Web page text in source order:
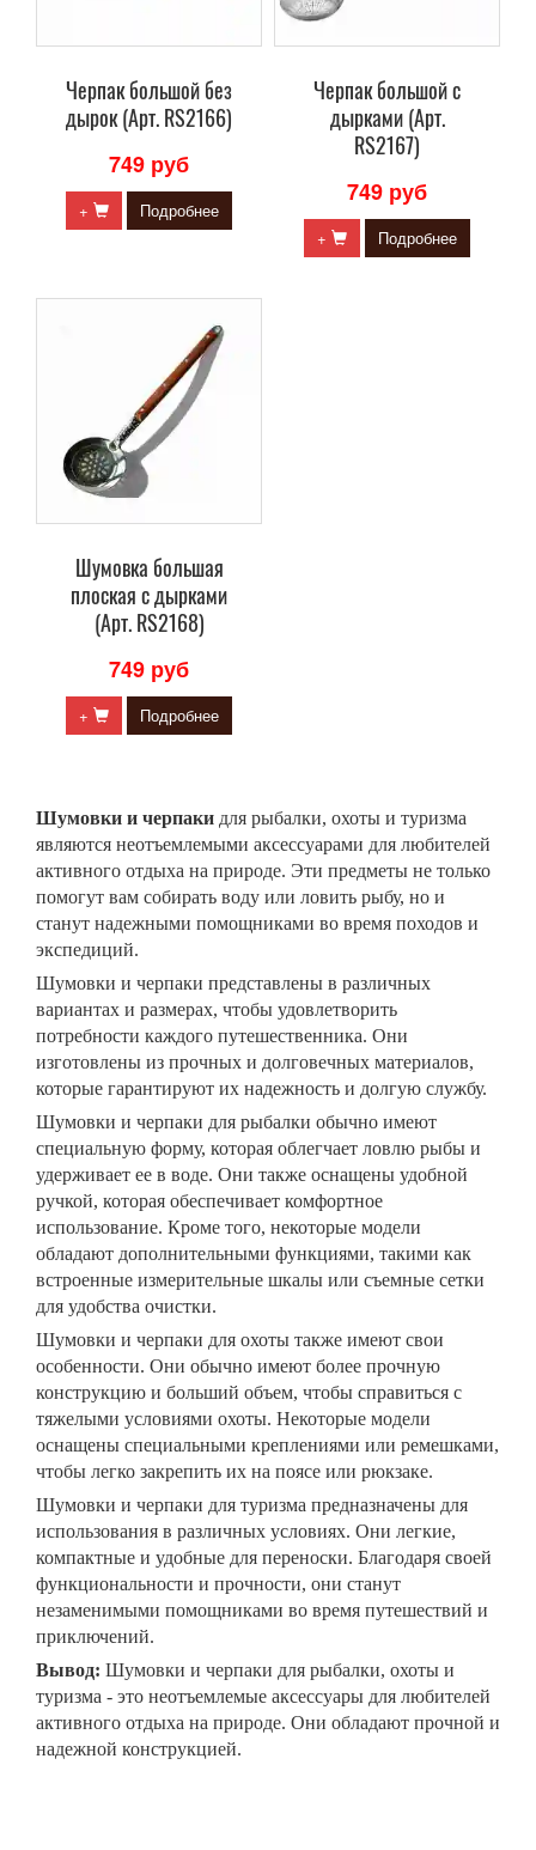
Черпак большой без
дырок (Арт. RS2166)
749 руб
+ Подробнее
Черпак большой с
дырками (Арт.
RS2167)
749 руб
+ Подробнее
Шумовка большая
плоская с дырками
(Арт. RS2168)
749 руб
+ Подробнее
Шумовки и черпаки для рыбалки, охоты и туризма
являются неотъемлемыми аксессуарами для любителей
активного отдыха на природе. Эти предметы не только
помогут вам собирать воду или ловить рыбу, но и
станут надежными помощниками во время походов и
экспедиций.
Шумовки и черпаки представлены в различных
вариантах и размерах, чтобы удовлетворить
потребности каждого путешественника. Они
изготовлены из прочных и долговечных материалов,
которые гарантируют их надежность и долгую службу.
Шумовки и черпаки для рыбалки обычно имеют
специальную форму, которая облегчает ловлю рыбы и
удерживает ее в воде. Они также оснащены удобной
ручкой, которая обеспечивает комфортное
использование. Кроме того, некоторые модели
обладают дополнительными функциями, такими как
встроенные измерительные шкалы или съемные сетки
для удобства очистки.
Шумовки и черпаки для охоты также имеют свои
особенности. Они обычно имеют более прочную
конструкцию и больший объем, чтобы справиться с
тяжелыми условиями охоты. Некоторые модели
оснащены специальными креплениями или ремешками,
чтобы легко закрепить их на поясе или рюкзаке.
Шумовки и черпаки для туризма предназначены для
использования в различных условиях. Они легкие,
компактные и удобные для переноски. Благодаря своей
функциональности и прочности, они станут
незаменимыми помощниками во время путешествий и
приключений.
Вывод: Шумовки и черпаки для рыбалки, охоты и
туризма - это неотъемлемые аксессуары для любителей
активного отдыха на природе. Они обладают прочной и
надежной конструкцией.